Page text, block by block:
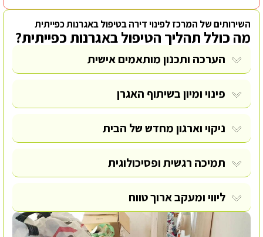
השירותים של המרכז לפינוי דירה בטיפול באגרנות כפייתית
מה כולל תהליך הטיפול באגרנות כפייתית?
הערכה ותכנון מותאמים אישית
פינוי ומיון בשיתוף האגרן
ניקוי וארגון מחדש של הבית
תמיכה רגשית ופסיכולוגית
ליווי ומעקב ארוך טווח